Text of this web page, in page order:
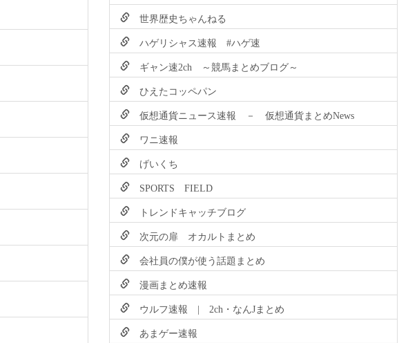
世界歴史ちゃんねる
ハゲリシャス速報 #ハゲ速
ギャン速2ch ～競馬まとめブログ～
ひえたコッペパン
仮想通貨ニュース速報 － 仮想通貨まとめNews
ワニ速報
げいくち
SPORTS FIELD
トレンドキャッチブログ
次元の扉 オカルトまとめ
会社員の僕が使う話題まとめ
漫画まとめ速報
ウルフ速報 | 2ch・なんJまとめ
あまゲー速報